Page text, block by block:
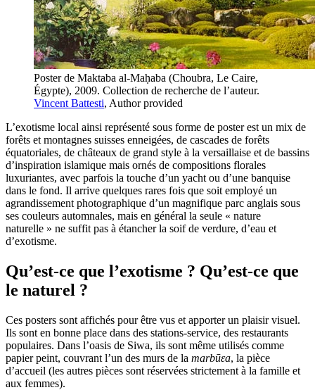
Poster de Maktaba al-Maḥaba (Choubra, Le Caire,
Égypte), 2009. Collection de recherche de l’auteur.
Vincent Battesti, Author provided
L’exotisme local ainsi représenté sous forme de poster est un mix de
forêts et montagnes suisses enneigées, de cascades de forêts
équatoriales, de châteaux de grand style à la versaillaise et de bassins
d’inspiration islamique mais ornés de compositions florales
luxuriantes, avec parfois la touche d’un yacht ou d’une banquise
dans le fond. Il arrive quelques rares fois que soit employé un
agrandissement photographique d’un magnifique parc anglais sous
ses couleurs automnales, mais en général la seule « nature
naturelle » ne suffit pas à étancher la soif de verdure, d’eau et
d’exotisme.
Qu’est-ce que l’exotisme ? Qu’est-ce que
le naturel ?
Ces posters sont affichés pour être vus et apporter un plaisir visuel.
Ils sont en bonne place dans des stations-service, des restaurants
populaires. Dans l’oasis de Siwa, ils sont même utilisés comme
papier peint, couvrant l’un des murs de la marbūɛa, la pièce
d’accueil (les autres pièces sont réservées strictement à la famille et
aux femmes).